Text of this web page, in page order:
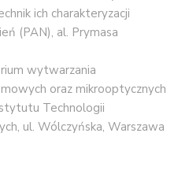
ich charakteryzacji
(PAN), al. Prymasa
wytwarzania
oraz mikrooptycznych
Technologii
ul. Wólczyńska, Warszawa